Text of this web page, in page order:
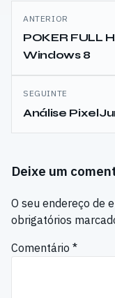
Navegação
de
artigos
ANTERIOR
POKER FULL
Windows 8
SEGUINTE
Análise
Deixe um
O seu endereço de
obrigatórios
Comentário *